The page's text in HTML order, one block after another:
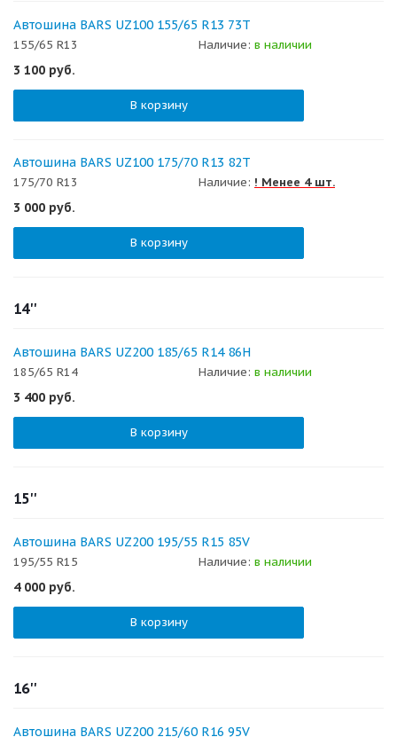
Автошина BARS UZ100 155/65 R13 73T
155/65 R13 Наличие: в наличии
3 100 руб.
В корзину
Автошина BARS UZ100 175/70 R13 82T
175/70 R13 Наличие: ! Менее 4 шт.
3 000 руб.
В корзину
14''
Автошина BARS UZ200 185/65 R14 86H
185/65 R14 Наличие: в наличии
3 400 руб.
В корзину
15''
Автошина BARS UZ200 195/55 R15 85V
195/55 R15 Наличие: в наличии
4 000 руб.
В корзину
16''
Автошина BARS UZ200 215/60 R16 95V